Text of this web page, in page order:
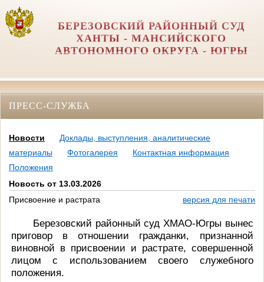
БЕРЕЗОВСКИЙ РАЙОННЫЙ СУД
ХАНТЫ - МАНСИЙСКОГО
АВТОНОМНОГО ОКРУГА - ЮГРЫ
ПРЕСС-СЛУЖБА
Новости
Доклады, выступления, аналитические
материалы
Фотогалерея
Контактная информация
Положения
Новость от 13.03.2026
Присвоение и растрата
версия для печати
Березовский районный суд ХМАО-Югры вынес
приговор в отношении гражданки, признанной
виновной в присвоении и растрате, совершенной
лицом с использованием своего служебного
положения.